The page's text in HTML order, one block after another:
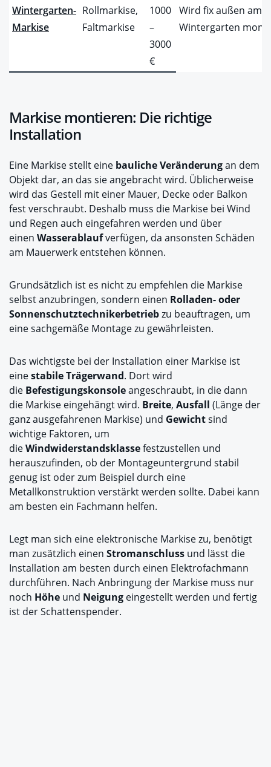
Wintergarten-
Markise
Rollmarkise,
Faltmarkise
1000
–
3000
€
Wird fix außen am
Wintergarten
Markise montieren: Die richtige
Installation
Eine Markise stellt eine bauliche Veränderungan dem
Objekt dar, an das sie angebracht wird. Üblicherweise
wird das Gestell mit einer Mauer, Decke oder Balkon
fest verschraubt. Deshalb muss die Markise bei Wind
und Regen auch eingefahren werden und über
einen Wasserablaufverfügen, da ansonsten Schäden
am Mauerwerk entstehen können.
Grundsätzlich ist es nicht zu empfehlen die Markise
selbst anzubringen, sondern einen Rolladen- oder
Sonnenschutztechnikerbetriebzu beauftragen, um
eine sachgemäße Montage zu gewährleisten.
Das wichtigste bei der Installation einer Markise ist
einestabile Trägerwand. Dort wird
die Befestigungskonsoleangeschraubt, in die dann
die Markise eingehängt wird. Breite, Ausfall (Länge der
ganz ausgefahrenen Markise) und Gewichtsind
wichtige Faktoren, um
dieWindwiderstandsklassefestzustellen und
herauszufinden, ob der Montageuntergrund stabil
genug ist oder zum Beispiel durch eine
Metallkonstruktion verstärkt werden sollte. Dabei kann
am besten ein Fachmann helfen.
Legt man sich eine elektronische Markise zu, benötigt
man zusätzlich einen Stromanschluss und lässt die
Installation am besten durch einen Elektrofachmann
durchführen. Nach Anbringung der Markise muss nur
noch Höhe und Neigung eingestellt werden und fertig
ist der Schattenspender.